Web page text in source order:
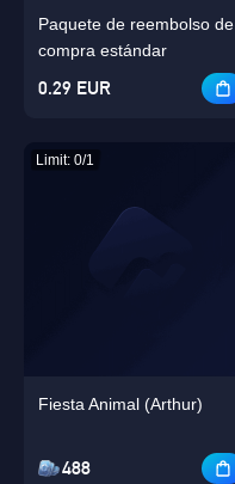
Paquete de reembolso de
compra estándar
0.29 EUR
Limit: 0/1
Fiesta Animal (Arthur)
488